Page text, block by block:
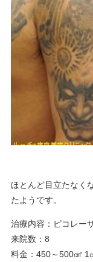
ほとんど目立たなく
たようです。
治療内容：ピコレー
来院数：8
料金：450～500㎠ 1